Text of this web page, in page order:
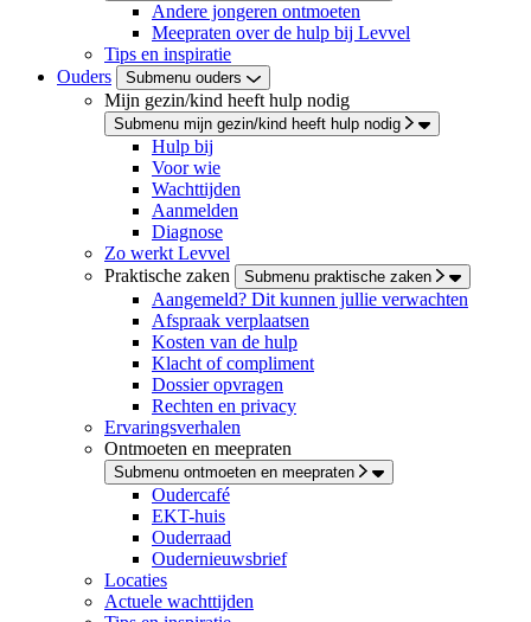
Andere jongeren ontmoeten
Meepraten over de hulp bij Levvel
Tips en inspiratie
Ouders
Submenu ouders
Mijn gezin/kind heeft hulp nodig
Submenu mijn gezin/kind heeft hulp nodig
Hulp bij
Voor wie
Wachttijden
Aanmelden
Diagnose
Zo werkt Levvel
Praktische zaken
Submenu praktische zaken
Aangemeld? Dit kunnen jullie verwachten
Afspraak verplaatsen
Kosten van de hulp
Klacht of compliment
Dossier opvragen
Rechten en privacy
Ervaringsverhalen
Ontmoeten en meepraten
Submenu ontmoeten en meepraten
Oudercafé
EKT-huis
Ouderraad
Oudernieuwsbrief
Locaties
Actuele wachttijden